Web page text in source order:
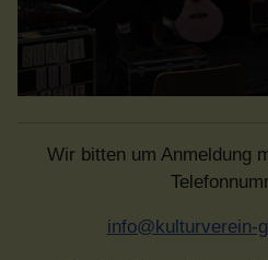
Wir bitten um Anmeldung
info@kulturverein-